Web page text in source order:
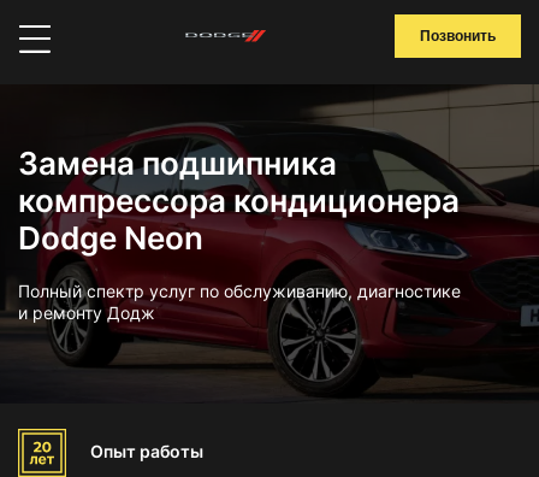
Позвонить
Замена подшипника
компрессора кондиционера
Dodge Neon
Полный спектр услуг по обслуживанию, диагностике
и ремонту Додж
Опыт работы